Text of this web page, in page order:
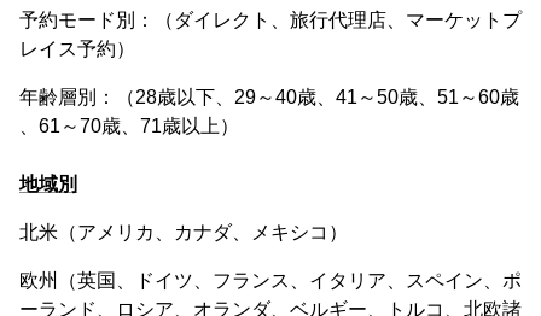
予約モード別：（ダイレクト、旅行代理店、マーケットプ
レイス予約）
年齢層別：（28歳以下、29～40歳、41～50歳、51～60歳
、61～70歳、71歳以上）
地域別
北米（アメリカ、カナダ、メキシコ）
欧州（英国、ドイツ、フランス、イタリア、スペイン、ポ
ーランド、ロシア、オランダ、ベルギー、トルコ、北欧諸